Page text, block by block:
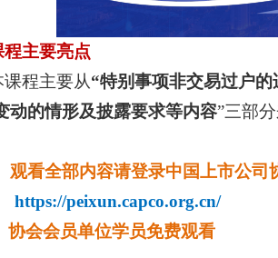
程主要亮点
课程主要从“特别事项非交易过户
动的情形及披露要求等内容”三部分
看全部内容请登录中国上市公司
peixun.capco.org.cn/
协会会员单位学员免费观看